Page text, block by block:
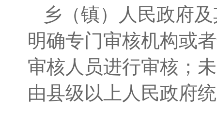
乡（镇）人民政府
明确专门审核机构或
审核人员进行审核；
由县级以上人民政府